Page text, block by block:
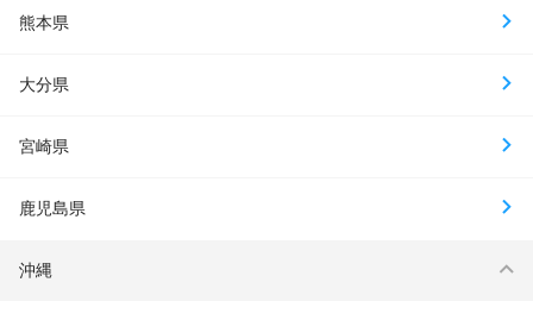
熊本県
大分県
宮崎県
鹿児島県
沖縄